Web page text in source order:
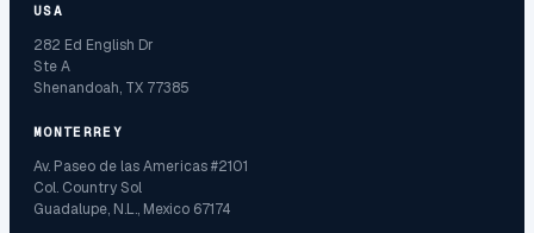
USA
282 Ed English Dr
Ste A
Shenandoah, TX 77385
MONTERREY
Av. Paseo de las Americas #2101
Col. Country Sol
Guadalupe, N.L., Mexico 67174